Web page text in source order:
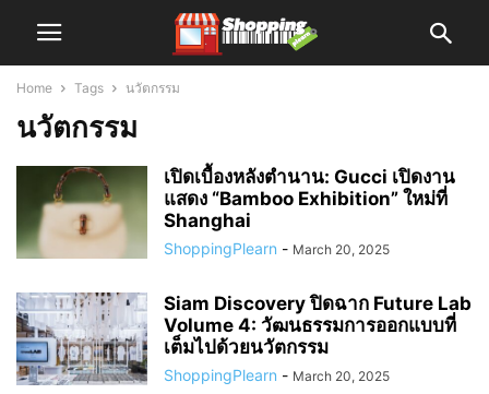
Home Tags นวัตกรรม
นวัตกรรม
เปิดเบื้องหลังตำนาน: Gucci เปิดงาน
แสดง “Bamboo Exhibition” ใหม่ที่
Shanghai
ShoppingPlearn - March 20, 2025
Siam Discovery ปิดฉาก Future Lab
Volume 4: วัฒนธรรมการออกแบบที่
เต็มไปด้วยนวัตกรรม
ShoppingPlearn - March 20, 2025